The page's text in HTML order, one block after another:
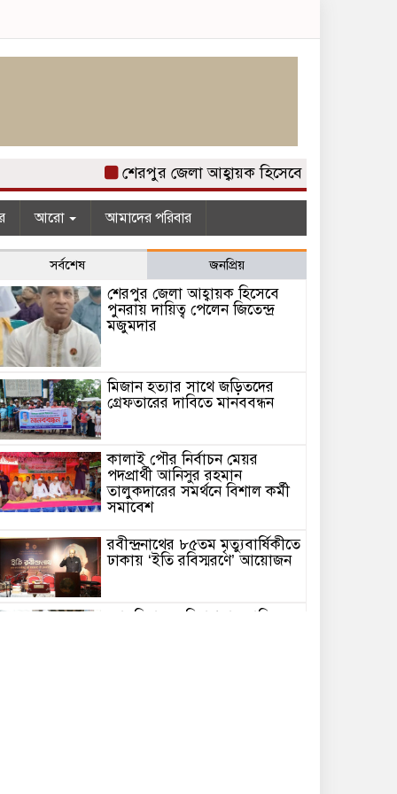
শেরপুর জেলা আহ্বায়ক হিসেবে পুনরায় দায়িত্ব
আরো আমাদের পরিবার
সর্বশেষ জনপ্রিয়
শেরপুর জেলা আহ্বায়ক হিসেবে
পুনরায় দায়িত্ব পেলেন জিতেন্দ্র
মজুমদার
মিজান হত্যার সাথে জড়িতদের
গ্রেফতারের দাবিতে মানববন্ধন
কালাই পৌর নির্বাচন মেয়র
পদপ্রার্থী আনিসুর রহমান
তালুকদারের সমর্থনে বিশাল কর্মী
সমাবেশ
রবীন্দ্রনাথের ৮৫তম মৃত্যুবার্ষিকীতে
ঢাকায় ‘ইতি রবিস্মরণে’ আয়োজন
ন্যায়বিচার ও নিরাপত্তার দাবিতে